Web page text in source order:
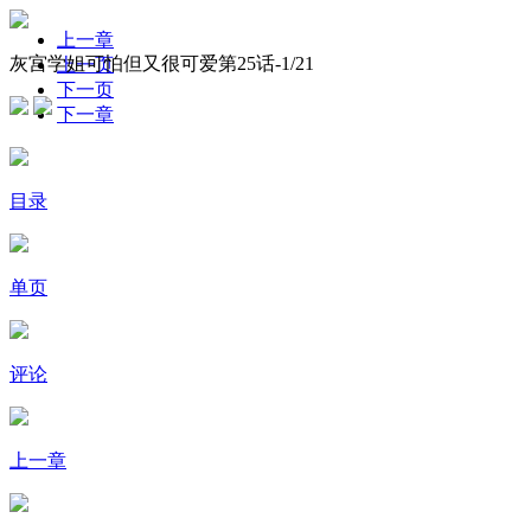
灰宫学姐可怕但又很可爱第25话-1/21
上一章
上一页
下一页
下一章
目录
单页
评论
上一章